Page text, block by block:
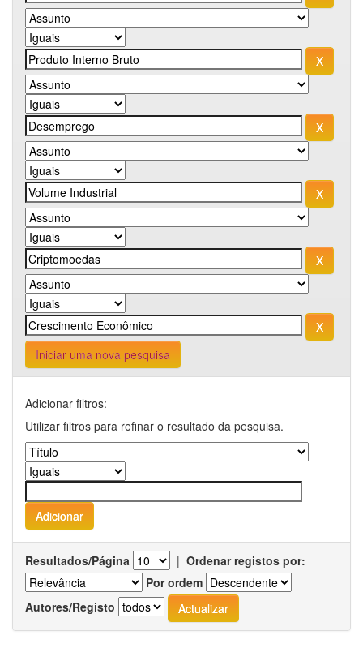
Iniciar uma nova pesquisa
Adicionar filtros:
Utilizar filtros para refinar o resultado da pesquisa.
Resultados/Página | Ordenar registos por:
Por ordem
Autores/Registo